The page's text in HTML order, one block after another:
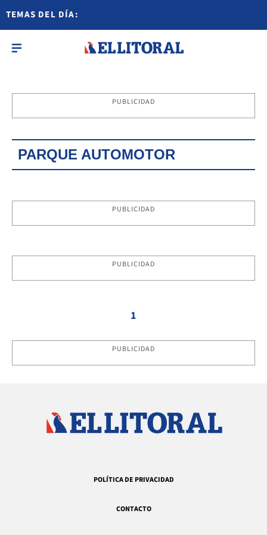
TEMAS DEL DÍA:
PUBLICIDAD
PARQUE AUTOMOTOR
PUBLICIDAD
PUBLICIDAD
1
PUBLICIDAD
POLÍTICA DE PRIVACIDAD
CONTACTO